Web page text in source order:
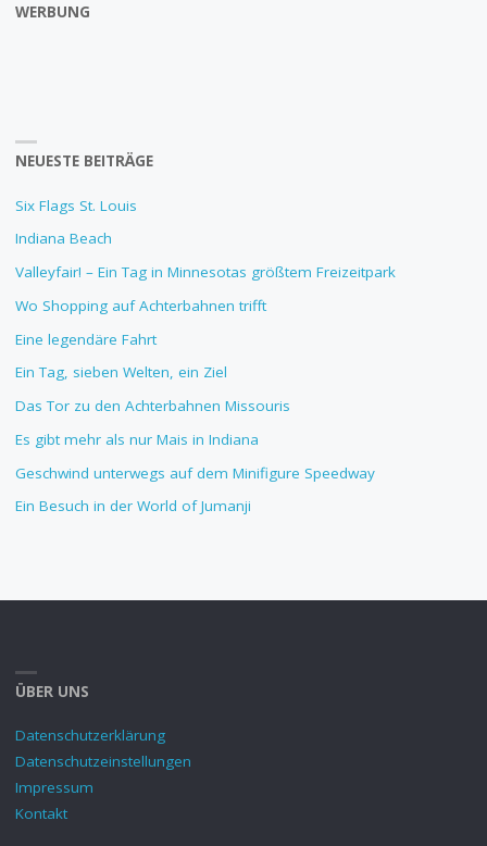
WERBUNG
NEUESTE BEITRÄGE
Six Flags St. Louis
Indiana Beach
Valleyfair! – Ein Tag in Minnesotas größtem Freizeitpark
Wo Shopping auf Achterbahnen trifft
Eine legendäre Fahrt
Ein Tag, sieben Welten, ein Ziel
Das Tor zu den Achterbahnen Missouris
Es gibt mehr als nur Mais in Indiana
Geschwind unterwegs auf dem Minifigure Speedway
Ein Besuch in der World of Jumanji
ÜBER UNS
Datenschutzerklärung
Datenschutzeinstellungen
Impressum
Kontakt